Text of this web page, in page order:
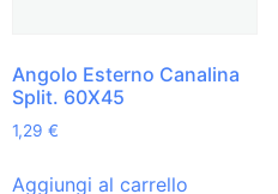
Angolo Esterno Canalina
Split. 60X45
1,29 €
Aggiungi al carrello